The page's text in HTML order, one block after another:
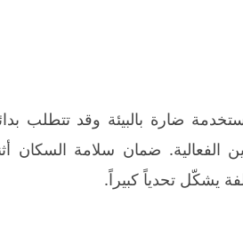
ضارة بالبيئة وقد تتطلب
الفعالية. ضمان سلامة السكان
يشكّل تحدياً كبيراً.